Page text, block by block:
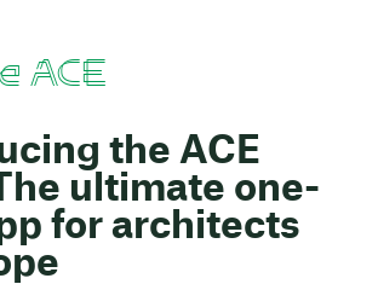
ACE
the ACE
ultimate one-
for architects